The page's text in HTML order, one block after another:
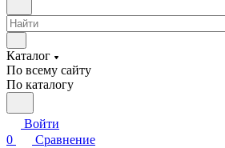
Каталог
По всему сайту
По каталогу
Войти
0
Сравнение